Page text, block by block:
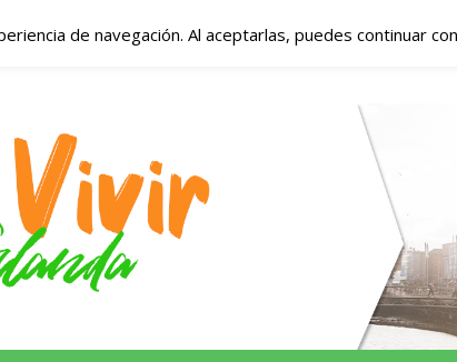
Irlanda – Vivir
en
y trabajan en Irlanda!
de navegación. Al aceptarlas, puedes continuar